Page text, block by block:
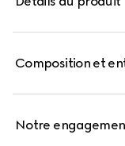
de style
Composition et
Notre